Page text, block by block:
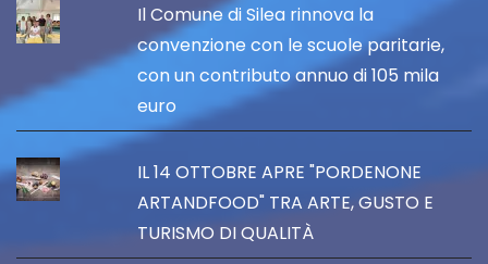
Il Comune di Silea rinnova la
convenzione con le scuole paritarie,
con un contributo annuo di 105 mila
euro
IL 14 OTTOBRE APRE "PORDENONE
ARTANDFOOD" TRA ARTE, GUSTO E
TURISMO DI QUALITÀ